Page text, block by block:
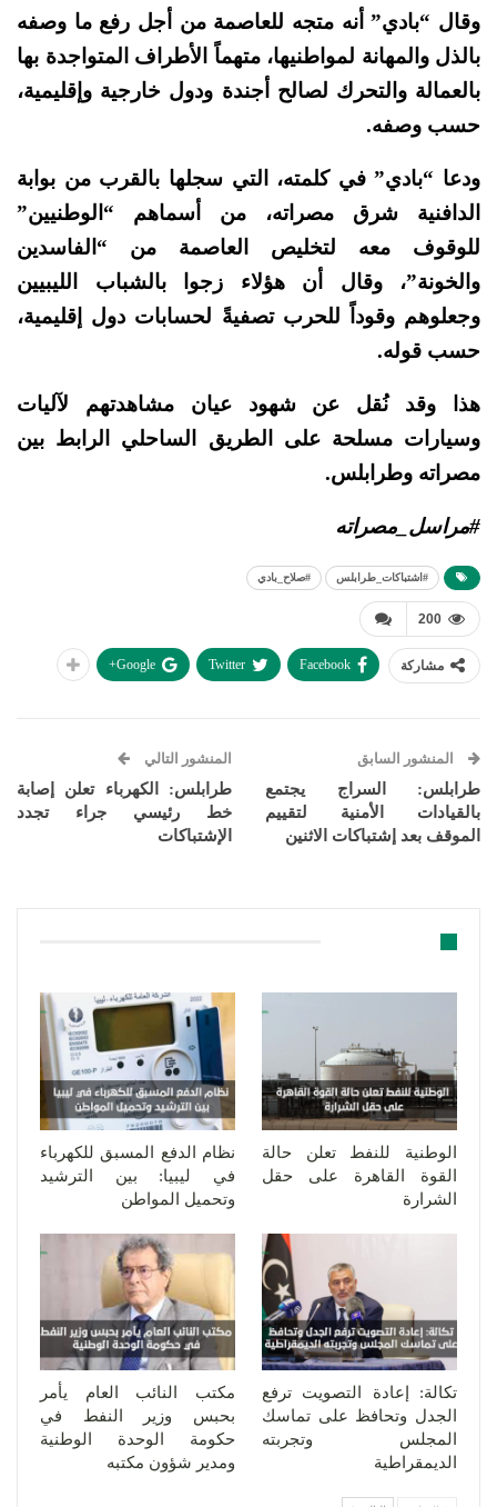
وقال “بادي” أنه متجه للعاصمة من أجل رفع ما وصفه
بالذل والمهانة لمواطنيها، متهماً الأطراف المتواجدة بها
بالعمالة والتحرك لصالح أجندة ودول خارجية وإقليمية،
حسب وصفه.
ودعا “بادي” في كلمته، التي سجلها بالقرب من بوابة
الدافنية شرق مصراته، من أسماهم “الوطنيين”
للوقوف معه لتخليص العاصمة من “الفاسدين
والخونة”، وقال أن هؤلاء زجوا بالشباب الليبيين
وجعلوهم وقوداً للحرب تصفيةً لحسابات دول إقليمية،
حسب قوله.
هذا وقد نُقل عن شهود عيان مشاهدتهم لآليات
وسيارات مسلحة على الطريق الساحلي الرابط بين
مصراته وطرابلس.
#مراسل_مصراته
#اشتباكات_طرابلس #صلاح_بادي
200
مشاركة Facebook
Twitter
Google+
المنشور السابق
طرابلس: السراج يجتمع
بالقيادات الأمنية لتقييم
الموقف بعد إشتباكات الاثنين
المنشور التالي
طرابلس: الكهرباء تعلن إصابة
خط رئيسي جراء تجدد
الإشتباكات
الوطنية للنفط تعلن حالة
القوة القاهرة على حقل
الشرارة
نظام الدفع المسبق للكهرباء
في ليبيا: بين الترشيد
وتحميل المواطن
تكالة: إعادة التصويت ترفع
الجدل وتحافظ على تماسك
المجلس وتجربته
الديمقراطية
مكتب النائب العام يأمر
بحبس وزير النفط في
حكومة الوحدة الوطنية
ومدير شؤون مكتبه